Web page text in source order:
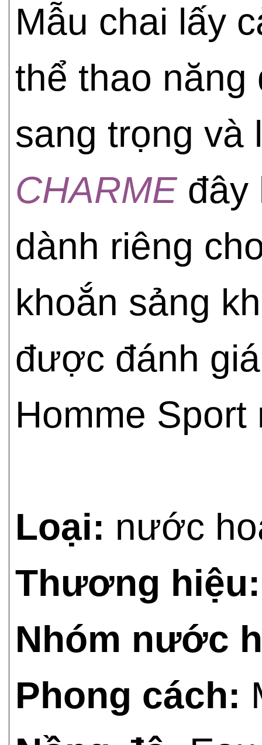
Mẫu chai lấy
thể thao
sang trọng
CHARMEđây
dành riêng
khoắn sảng
được đánh
Homme
Loại: nước
Thương hiệu:
Nhóm nước
Phong cách: